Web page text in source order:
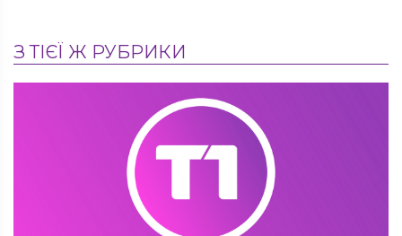
З ТІЄЇ Ж РУБРИКИ